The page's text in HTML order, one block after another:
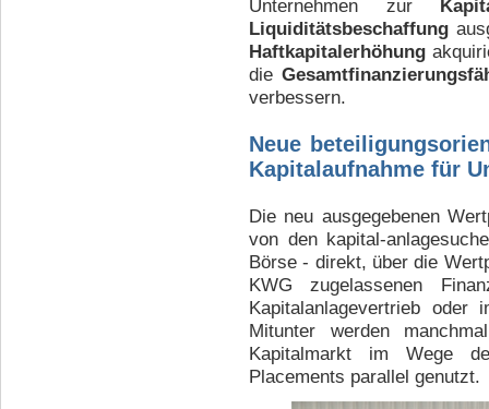
Unternehmen zur
Liquiditätsbeschaffung
Haftkapitalerhöhung
die
verbessern.
Neue
Kapitalaufnahme für
Die neu ausgegebenen
von den kapital-
Börse - direkt, über die
KWG zugelassenen
Kapitalanlagevertrieb oder
Mitunter werden
Kapitalmarkt im Wege
Placements parallel genutzt.